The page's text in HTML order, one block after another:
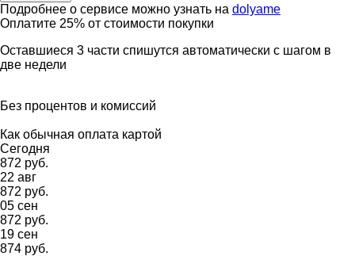
Подробнее о сервисе можно узнать на dolyame
Оплатите 25% от стоимости покупки
Оставшиеся 3 части спишутся автоматически с шагом в
две недели
Без процентов и комиссий
Как обычная оплата картой
Сегодня
872 руб.
22 авг
872 руб.
05 сен
872 руб.
19 сен
874 руб.